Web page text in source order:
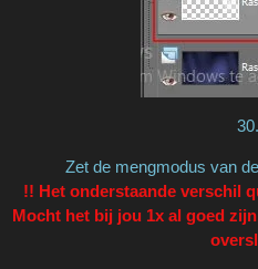
30.
Zet de mengmodus van
!! Het onderstaande verschil
Mocht het bij jou 1x al goed